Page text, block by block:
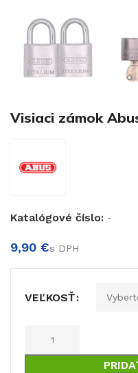
Visiaci zámok
Katalógové číslo: -
€
VEĽKOSŤ
€
€